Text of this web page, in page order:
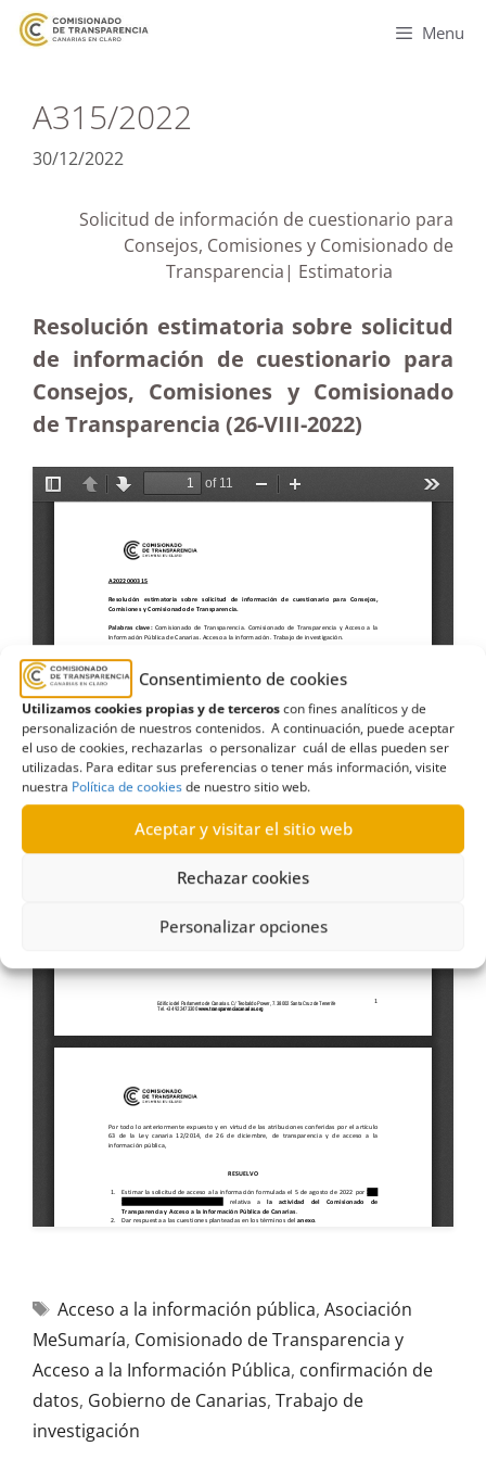
Consentimiento de cookies
Utilizamos cookies propias y de terceroscon fines analíticos y de
personalización de nuestros contenidos. A continuación, puede aceptar
el uso de cookies, rechazarlas o personalizar cuál de ellas pueden ser
utilizadas. Para editar sus preferencias o tener más información, visite
nuestra Política de cookiesde nuestro sitio web.
Aceptar y visitar el sitio web
Rechazar cookies
Personalizar opciones
Menu
A315/2022
30/12/2022
Solicitud de información de cuestionario para
Consejos, Comisiones y Comisionado de
Transparencia| Estimatoria
Resolución estimatoria sobre solicitud
de información de cuestionario para
Consejos, Comisiones y Comisionado
de Transparencia (26-VIII-2022)
Acceso a la información pública, Asociación
MeSumaría, Comisionado de Transparencia y
Acceso a la Información Pública, confirmación de
datos, Gobierno de Canarias, Trabajo de
investigación